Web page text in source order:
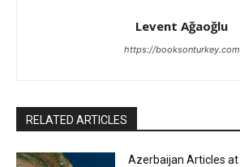
Levent Ağaoğlu
https://booksonturkey.com
RELATED ARTICLES
Azerbaijan Articles